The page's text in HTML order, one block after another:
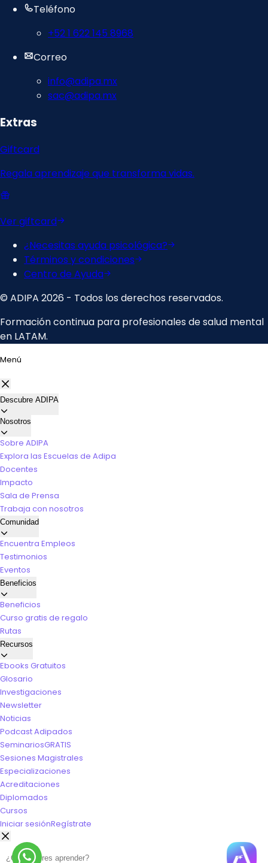
Menú
Descubre ADIPA
Nosotros
Sobre ADIPA
Explora las Escuelas de Adipa
Docentes
Impacto
Sala de Prensa
Trabaja con nosotros
Comunidad
Encuentra Empleos
Testimonios
Eventos
Beneficios
Beneficios
Curso gratis de regalo
Rutas
Recursos
Ebooks Gratuitos
Glosario
Investigaciones
Newsletter
Noticias
Podcast Adipados
SeminariosGRATIS
Sesiones Magistrales
Especializaciones
Acreditaciones
Diplomados
Cursos
Iniciar sesiónRegístrate
Buscar